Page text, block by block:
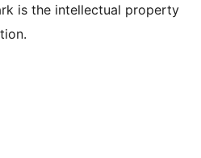
is the intellectual property